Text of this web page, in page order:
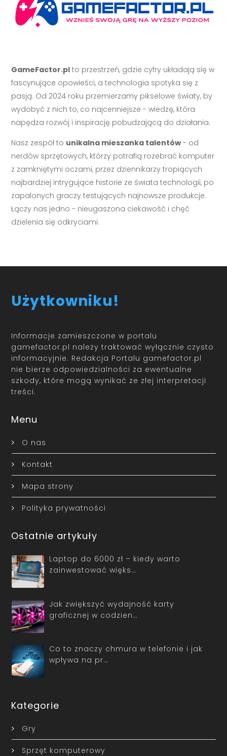
GameFactor.pl to przestrzeń, gdzie cyfry układają się w
fascynujące opowieści, a technologia spotyka się z
pasją. Od 2024 roku przemierzamy pikselowe światy, by
wydobyć z nich to, co najcenniejsze - wiedzę, która
napędza rozwój i inspirację pobudzającą do działania.
Nasz zespół to unikalna mieszanka talentów - od
nerdów sprzętowych, którzy potrafią rozebrać komputer
z zamkniętymi oczami, przez dziennikarzy tropiących
najbardziej intrygujące historie ze świata technologii, po
zapalonych graczy testujących najnowsze produkcje.
Łączy nas jedno - nieugaszona ciekawość i chęć
dzielenia się odkryciami.
Użytkowniku!
Informacje zamieszczone w portalu
gamefactor.pl należy traktować wyłącznie czysto
informacyjnie. Redakcja Portalu gamefactor.pl
nie bierze odpowiedzialności za ewentualne
szkody, które mogą wynikać ze złej interpretacji
treści.
Menu
O nas
Kontakt
Mapa strony
Polityka prywatności
Ostatnie artykuły
Laptop do 6000 zł – kiedy warto
zainwestować więks…
Jak zwiększyć wydajność karty
graficznej w codzien…
Co to znaczy chmura w telefonie i jak
wpływa na pr…
Kategorie
Gry
Sprzęt komputerowy